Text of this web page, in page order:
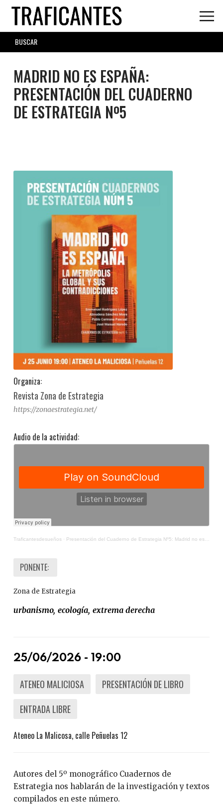
Skip
main
content
SEARCH
FORM
MADRID NO ES ESPAÑA:
PRESENTACIÓN DEL CUADERNO
DE ESTRATEGIA Nº5
Organiza:
Revista Zona de Estrategia
https://zonaestrategia.net/
Audio de la actividad:
Traficantesdesueños· Presentación del Cuaderno de Estrategia Nº5: Madrid no es España
PONENTE:
Zona de Estrategia
urbanismo ecología extrema derecha
25/06/2026 - 19:00
ATENEO MALICIOSA
PRESENTACIÓN DE LIBRO
ENTRADA LIBRE
Ateneo La Malicosa, calle Peñuelas 12
Autores del 5º monográfico Cuadernos de
Estrategia nos hablarán de la investigación y textos
compilados en este número.